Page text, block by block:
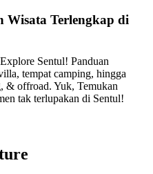
Wisata Terlengkap di
Sentul! Panduan
tempat camping, hingga
& offroad. Yuk, Temukan
tak terlupakan di Sentul!